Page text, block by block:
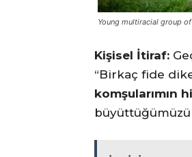
Young multiracial group
Kişisel İtiraf:
“Birkaç fide
komşularımın